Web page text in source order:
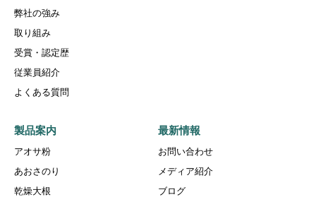
弊社の強み
取り組み
受賞・認定歴
従業員紹介
よくある質問
製品案内
アオサ粉
あおさのり
乾燥大根
最新情報
お問い合わせ
メディア紹介
ブログ